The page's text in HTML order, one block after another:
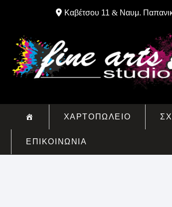
Καβέτσου 11 & Ναυμ.
ΧΑΡΤΟΠΩΛΕΙΟ
ΕΠΙΚΟΙΝΩΝΙΑ